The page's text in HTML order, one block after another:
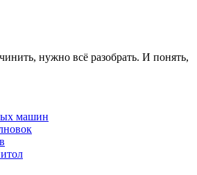
нужно всё разобрать. И понять,
машин